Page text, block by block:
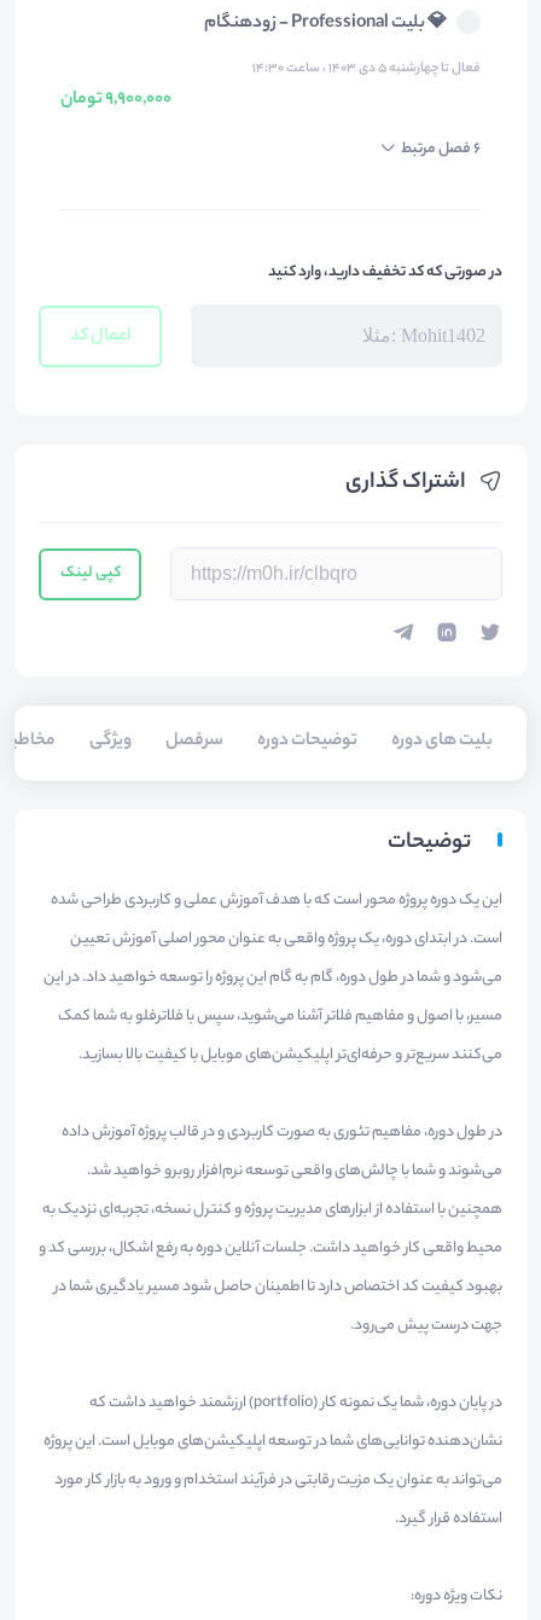
اشتراک گذاری
کپی لینک
بلیت های دوره توضیحات دوره سرفصل ویژگی
💎 بلیت Professional - زودهنگام
فعال تا چهارشنبه ۵ دی ۱۴۰۳ ، ساعت ۱۴:۳۰
9,900,000 تومان
6 فصل مرتبط
در صورتی که کد تخفیف دارید، وارد کنید
اعمال کد
توضیحات
این یک دوره پروژه محور است که با هدف آموزش عملی و کاربردی طراحی شده
است. در ابتدای دوره، یک پروژه واقعی به عنوان محور اصلی آموزش تعیین
می‌شود و شما در طول دوره، گام به گام این پروژه را توسعه خواهید داد. در این
مسیر، با اصول و مفاهیم فلاتر آشنا می‌شوید، سپس با فلاترفلو به شما کمک
می‌کنند سریع‌تر و حرفه‌ای‌تر اپلیکیشن‌های موبایل با کیفیت بالا بسازید.
در طول دوره، مفاهیم تئوری به صورت کاربردی و در قالب پروژه آموزش داده
می‌شوند و شما با چالش‌های واقعی توسعه نرم‌افزار روبرو خواهید شد.
همچنین با استفاده از ابزارهای مدیریت پروژه و کنترل نسخه، تجربه‌ای نزدیک به
محیط واقعی کار خواهید داشت. جلسات آنلاین دوره به رفع اشکال، بررسی کد و
بهبود کیفیت کد اختصاص دارد تا اطمینان حاصل شود مسیر یادگیری شما در
جهت درست پیش می‌رود.
در پایان دوره، شما یک نمونه کار (portfolio) ارزشمند خواهید داشت که
نشان‌دهنده توانایی‌های شما در توسعه اپلیکیشن‌های موبایل است. این پروژه
می‌تواند به عنوان یک مزیت رقابتی در فرآیند استخدام و ورود به بازار کار مورد
استفاده قرار گیرد.
نکات ویژه دوره: